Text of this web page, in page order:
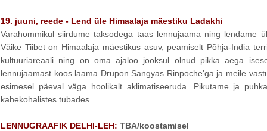
19. juuni, reede - Lend üle Himaalaja mäestiku Ladakhi
Varahommikul siirdume taksodega taas lennujaama ning lendame
Väike Tiibet on Himaalaja mäestikus asuv, peamiselt Põhja-India
kultuuriareaali ning on oma ajaloo jooksul olnud pikka aega
lennujaamast koos laama Drupon Sangyas Rinpoche'ga ja meile
esimesel päeval väga hoolikalt aklimatiseeruda. Pikutame ja
kahekohalistes tubades.
LENNUGRAAFIK DELHI-LEH: TBA/koostamisel